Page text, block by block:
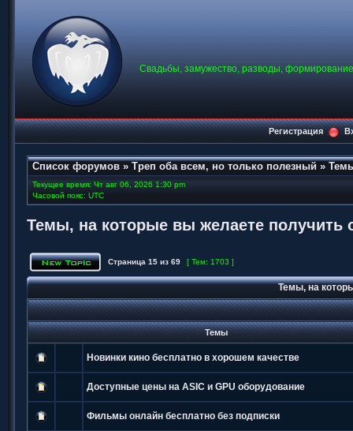
Свадьбы, замужество, разводы,
Регистрация
Список форумов » Треп оба всем, но только полезный »
Текущее время: Чт авг 06, 2026 1:30 pm
Часовой пояс: UTC
Темы, на которые вы желаете получить
Страница 15 из 69 [ Тем: 1703 ]
Темы, на
Темы
Новинки кино бесплатно в хорошем качестве
Доступные цены на ASIC и GPU оборудование
Фильмы онлайн бесплатно без подписки